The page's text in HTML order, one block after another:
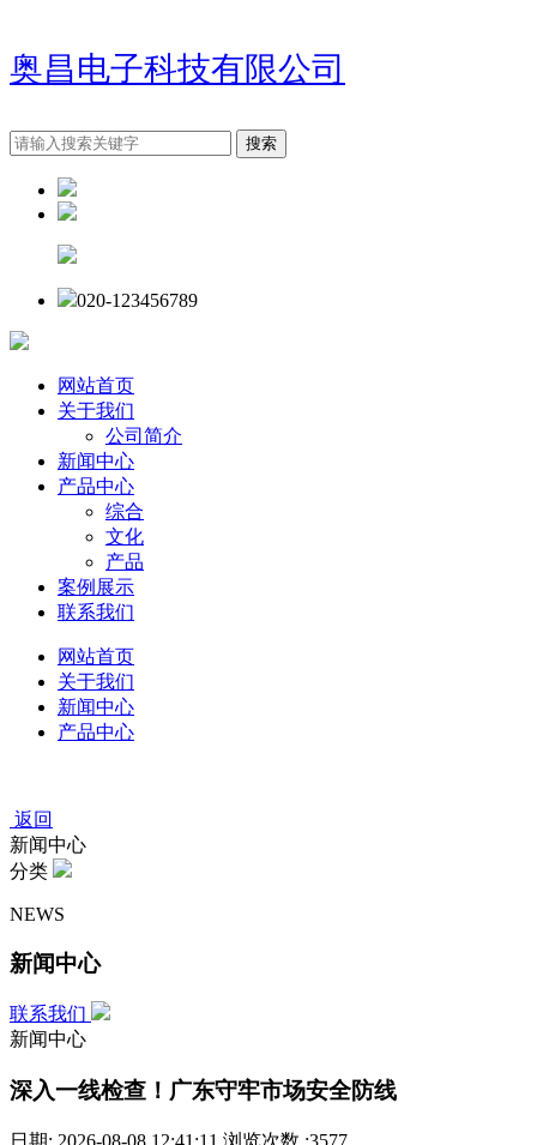
奥昌电子科技有限公司
020-123456789
网站首页
关于我们
公司简介
新闻中心
产品中心
综合
文化
产品
案例展示
联系我们
网站首页
关于我们
新闻中心
产品中心
返回
新闻中心
分类
NEWS
新闻中心
联系我们
新闻中心
深入一线检查！广东守牢市场安全防线
日期: 2026-08-08 12:41:11 浏览次数 :3577